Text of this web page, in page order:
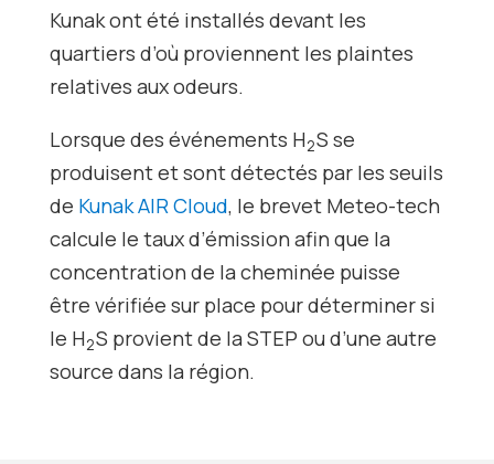
Kunak ont été installés devant les
quartiers d’où proviennent les plaintes
relatives aux odeurs.
Lorsque des événements H2S se
produisent et sont détectés par les seuils
de Kunak AIR Cloud, le brevet Meteo-tech
calcule le taux d’émission afin que la
concentration de la cheminée puisse
être vérifiée sur place pour déterminer si
le H2S provient de la STEP ou d’une autre
source dans la région.